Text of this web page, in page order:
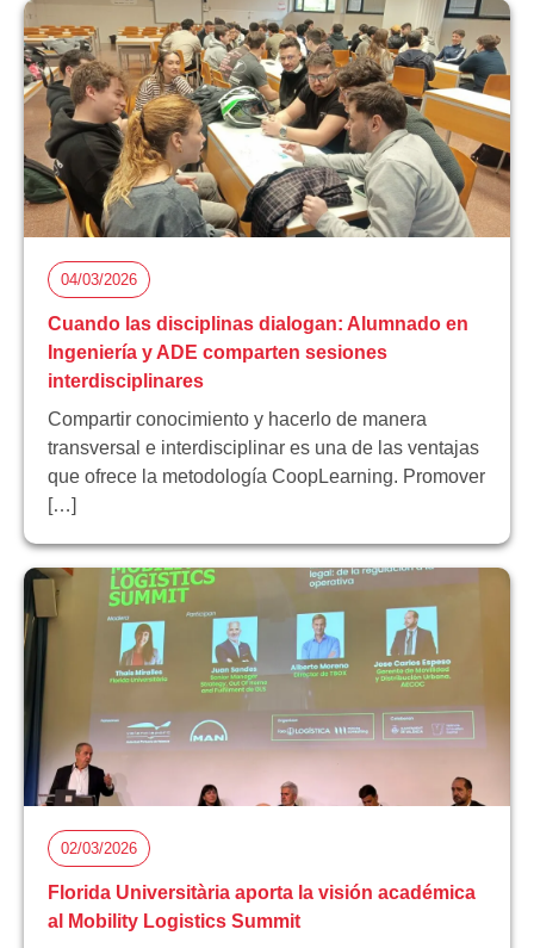
04/03/2026
Cuando las disciplinas dialogan: Alumnado en
Ingeniería y ADE comparten sesiones
interdisciplinares
Compartir conocimiento y hacerlo de manera
transversal e interdisciplinar es una de las ventajas
que ofrece la metodología CoopLearning. Promover
[…]
02/03/2026
Florida Universitària aporta la visión académica
al Mobility Logistics Summit